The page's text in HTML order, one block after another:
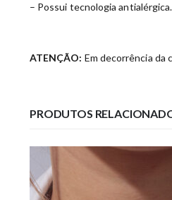
– Possui tecnologia antialérgica.
ATENÇÃO: Em decorrência da
PRODUTOS